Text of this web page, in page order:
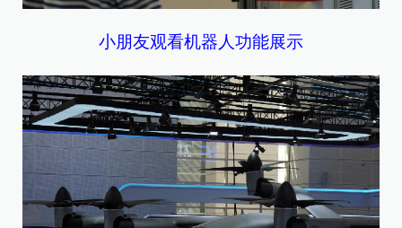
小朋友观看机器人功能展示